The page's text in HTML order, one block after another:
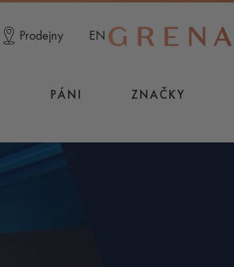
Prodejny EN
PÁNI ZNAČKY